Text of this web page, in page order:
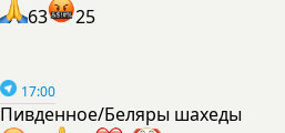
63
25
17:00
Пивденное/Беляры шахеды